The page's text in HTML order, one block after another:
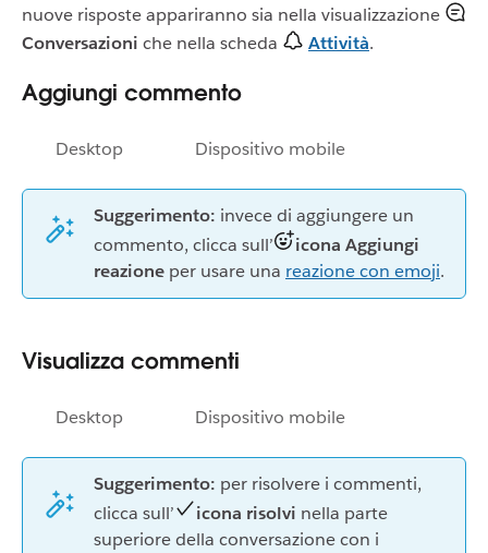
nuove risposte appariranno sia nella visualizzazione
Conversazioni che nella scheda Attività.
Aggiungi commento
Desktop Dispositivo mobile
Suggerimento: invece di aggiungere un
commento, clicca sull’
icona Aggiungi
reazione per usare una reazione con emoji.
Visualizza commenti
Desktop Dispositivo mobile
Suggerimento: per risolvere i commenti,
clicca sull’
icona risolvi nella parte
superiore della conversazione con i